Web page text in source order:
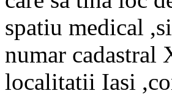
spatiu medical
numar cadastral
localitatii Iasi